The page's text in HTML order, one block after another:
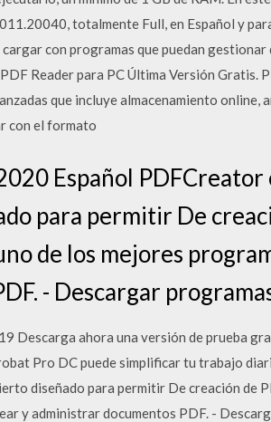
totalmente Full, en Español y
cargar con programas que puedan
Reader para PC Última Versión Gratis.
que incluye almacenamiento
con el formato
Español
para permitir De
de los mejores
- Descargar
ahora una versión de prueba
Pro DC puede simplificar tu trabajo
diseñado para permitir De creación de
y administrar documentos PDF. -